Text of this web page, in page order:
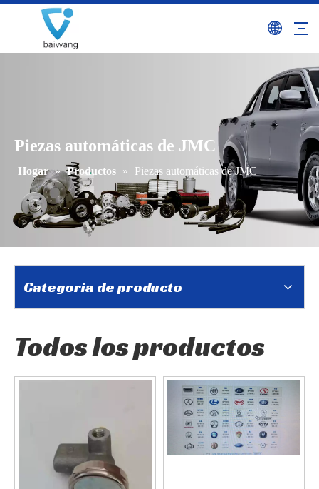
Piezas automáticas de JMC
Hogar » Productos » Piezas automáticas de JMC
Categoria de producto
Todos los productos